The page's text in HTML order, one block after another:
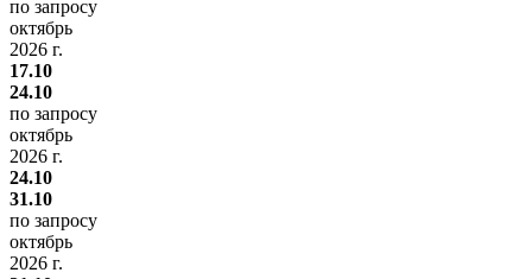
по запросу
октябрь
2026 г.
17.10
24.10
по запросу
октябрь
2026 г.
24.10
31.10
по запросу
октябрь
2026 г.